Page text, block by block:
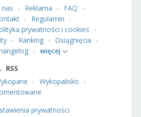
nas
Reklama
FAQ
Regulamin
prywatności i cookies
Ranking
Osiągnięcia
więcej
RSS
Wykopalisko
prywatności